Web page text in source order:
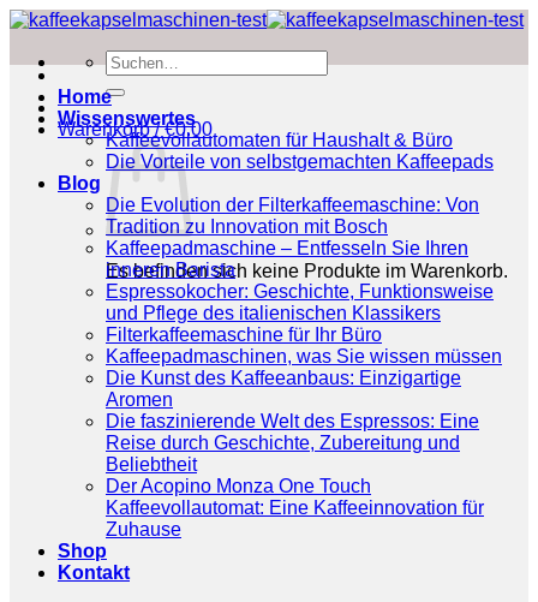
Zum
springen
Suchen
nach:
Warenkorb /€0.00
Es befinden sich keine Produkte im Warenkorb.
Home
Wissenswertes
Kaffeevollautomaten für Haushalt & Büro
Die Vorteile von selbstgemachten Kaffeepads
Blog
Die Evolution der Filterkaffeemaschine: Von
Tradition zu Innovation mit Bosch
Kaffeepadmaschine – Entfesseln Sie Ihren
inneren Barista
Espressokocher: Geschichte, Funktionsweise
und Pflege des italienischen Klassikers
Filterkaffeemaschine für Ihr Büro
Kaffeepadmaschinen, was Sie wissen müssen
Die Kunst des Kaffeeanbaus: Einzigartige
Aromen
Die faszinierende Welt des Espressos: Eine
Reise durch Geschichte, Zubereitung und
Beliebtheit
Der Acopino Monza One Touch
Kaffeevollautomat: Eine Kaffeeinnovation für
Zuhause
Shop
Kontakt